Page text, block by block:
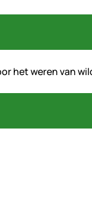
het weren van